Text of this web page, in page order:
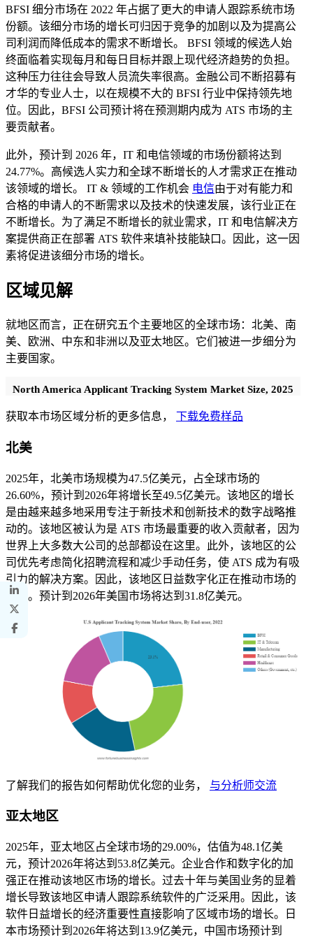
BFSI 细分市场在 2022 年占据了更大的申请人跟踪系统市场
份额。该细分市场的增长可归因于竞争的加剧以及为提高公
司利润而降低成本的需求不断增长。 BFSI 领域的候选人始
终面临着实现每月和每日目标并跟上现代经济趋势的负担。
这种压力往往会导致人员流失率很高。金融公司不断招募有
才华的专业人士，以在规模不大的 BFSI 行业中保持领先地
位。因此，BFSI 公司预计将在预测期内成为 ATS 市场的主
要贡献者。
此外，预计到 2026 年，IT 和电信领域的市场份额将达到
24.77%。高候选人实力和全球不断增长的人才需求正在推动
该领域的增长。 IT & 领域的工作机会 电信由于对有能力和
合格的申请人的不断需求以及技术的快速发展，该行业正在
不断增长。为了满足不断增长的就业需求，IT 和电信解决方
案提供商正在部署 ATS 软件来填补技能缺口。因此，这一因
素将促进该细分市场的增长。
区域见解
就地区而言，正在研究五个主要地区的全球市场：北美、南
美、欧洲、中东和非洲以及亚太地区。它们被进一步细分为
主要国家。
North America Applicant Tracking System Market Size, 2025
获取本市场区域分析的更多信息， 下载免费样品
北美
2025年，北美市场规模为47.5亿美元，占全球市场的
26.60%，预计到2026年将增长至49.5亿美元。该地区的增长
是由越来越多地采用专注于新技术和创新技术的数字战略推
动的。该地区被认为是 ATS 市场最重要的收入贡献者，因为
世界上大多数大公司的总部都设在这里。此外，该地区的公
司优先考虑简化招聘流程和减少手动任务，使 ATS 成为有吸
引力的解决方案。因此，该地区日益数字化正在推动市场的
增长。预计到2026年美国市场将达到31.8亿美元。
了解我们的报告如何帮助优化您的业务， 与分析师交流
亚太地区
2025年，亚太地区占全球市场的29.00%，估值为48.1亿美
元，预计2026年将达到53.8亿美元。企业合作和数字化的加
强正在推动该地区市场的增长。过去十年与美国业务的显着
增长导致该地区申请人跟踪系统软件的广泛采用。因此，该
软件日益增长的经济重要性直接影响了区域市场的增长。日
本市场预计到2026年将达到13.9亿美元，中国市场预计到